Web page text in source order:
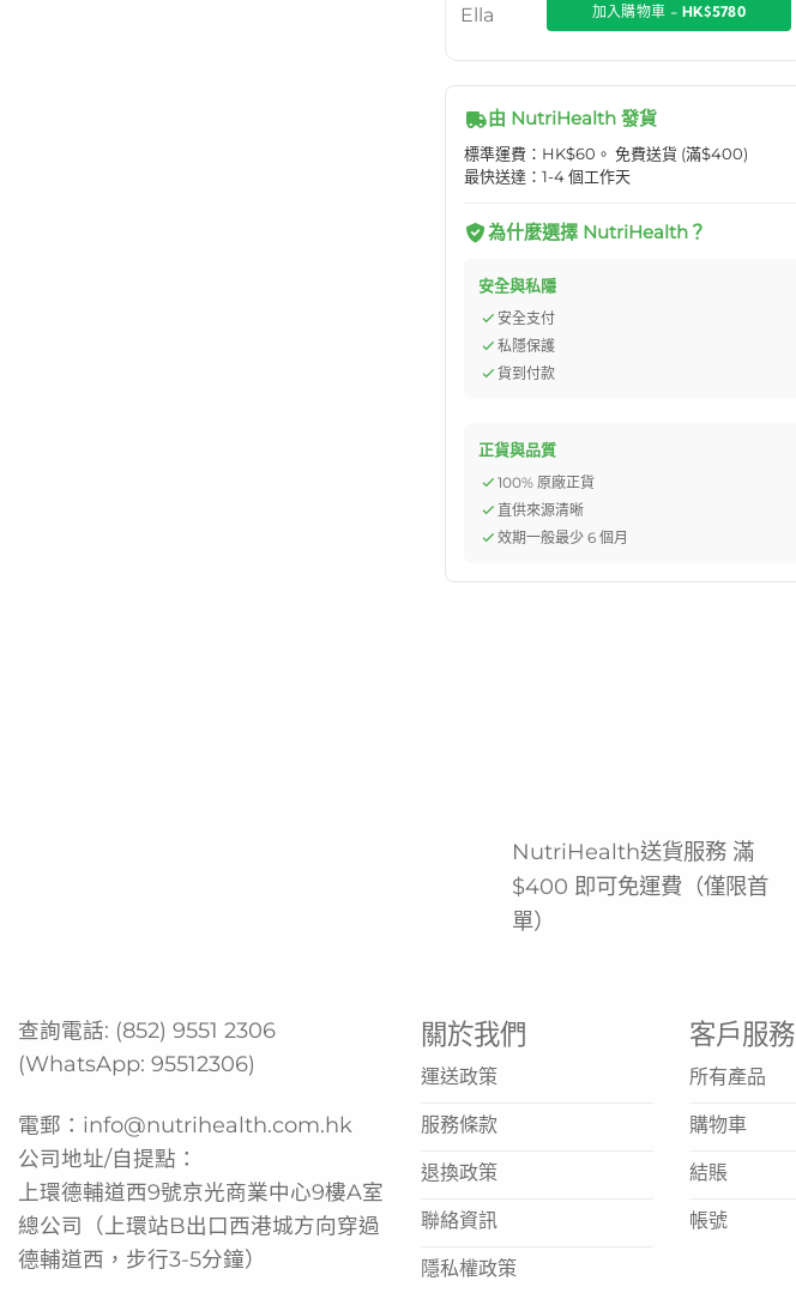
加入購物車 - HK$5780
由 NutriHealth 發貨
標準運費：HK$60。 免費送貨 (滿$400)
最快送達：1-4 個工作天
為什麼選擇 NutriHealth？
安全與私隱
安全支付
私隱保護
貨到付款
正貨與品質
100% 原廠正貨
直供來源清晰
效期一般最少 6 個月
NutriHealth送貨服務 滿
$400 即可免運費（僅限首
單）
查詢電話: (852) 9551 2306
(WhatsApp: 95512306)
電郵： info@nutrihealth.com.hk
公司地址/自提點：
上環德輔道西9號京光商業中心9樓A室
總公司（上環站B出口西港城方向穿過
德輔道西，步行3-5分鐘）
關於我們
運送政策
服務條款
退換政策
聯絡資訊
隱私權政策
客戶服務
所有產品
購物車
結賬
帳號